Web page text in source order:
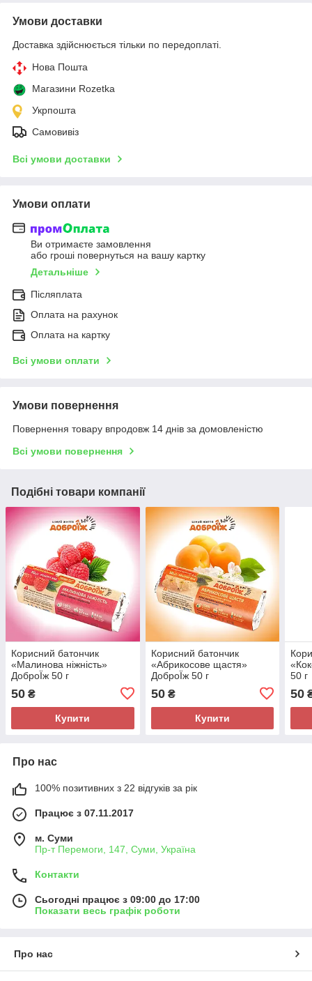
Умови доставки
Доставка здійснюється тільки по передоплаті.
Нова Пошта
Магазини Rozetka
Укрпошта
Самовивіз
Всі умови доставки
Умови оплати
Ви отримаєте замовлення
або гроші повернуться на вашу картку
Детальніше
Післяплата
Оплата на рахунок
Оплата на картку
Всі умови оплати
Умови повернення
Повернення товару впродовж 14 днів за домовленістю
Всі умови повернення
Подібні товари компанії
Корисний батончик
«Малинова ніжність»
ДоброЇж 50 г
50 ₴
Купити
Корисний батончик
«Абрикосове щастя»
ДоброЇж 50 г
50₴
Купити
50 г
50
Про нас
100% позитивних з 22 відгуків за рік
Працює з 07.11.2017
м. Суми
Пр-т Перемоги, 147, Суми, Україна
Контакти
Сьогодні працює з 09:00 до 17:00
Показати весь графік роботи
Про нас